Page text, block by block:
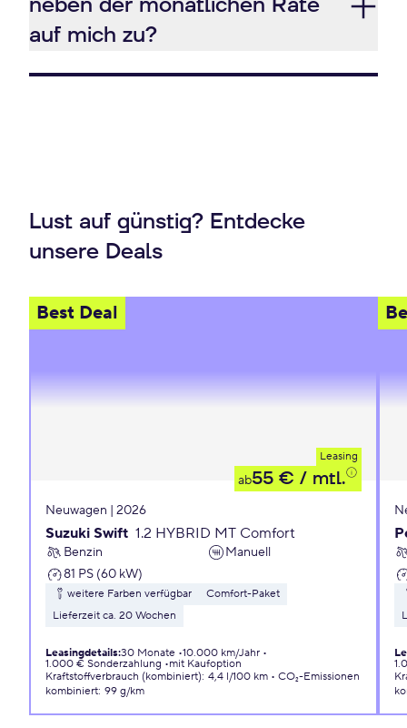
auf mich zu?
Lust auf günstig? Entdecke
unsere Deals
Best Deal
Leasing
ab55 € / mtl.
Neuwagen | 2026
Suzuki Swift 1.2 HYBRID MT Comfort
Benzin
Manuell
81 PS (60 kW)
weitere Farben verfügbar
Comfort-Paket
Lieferzeit ca. 20 Wochen
Leasingdetails:30 Monate 10.000 km/Jahr
1.000 € Sonderzahlung
mit Kaufoption
Kraftstoffverbrauch (kombiniert): 4,4 l/100 km
CO₂-Emissionen
kombiniert: 99 g/km